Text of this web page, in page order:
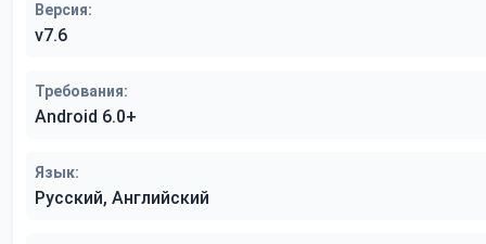
Версия:
v7.6
Требования:
Android 6.0+
Язык:
Русский, Английский